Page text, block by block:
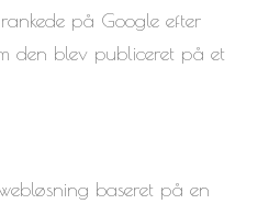
på Google efter
den blev publiceret på et
baseret på en